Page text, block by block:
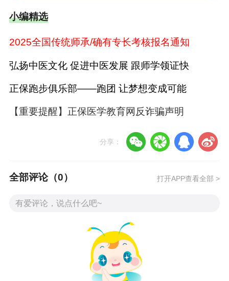
核考试办法》（卫生部令第52号）、《关于印发
浙江省以师承方式学习传统医学管理等细则的通
知》（浙卫发〔2008〕117号）及的有关规定，
关事项通告如下：
一、报名条件
（一）申请传统医学师承出师考核的，应当同时
级以上公证机关公证的师承人员；
2.自公证之日起至2023年8月31日前满三年的；
3.已完成师承学习任务的；
4.符合《浙江省以师承方式学习传统医学管理细
则》其他有关要求。
小编精选
2025全国传统师承/确有专长考核报名通知
弘扬中医文化 促进中医发展 跟师学领证快
正保跑步俱乐部——跑团 让梦想变成可能
【重要提醒】正保医学教育网反诈骗声明
分享：
全部评论（0） 打开APP查看全部 >